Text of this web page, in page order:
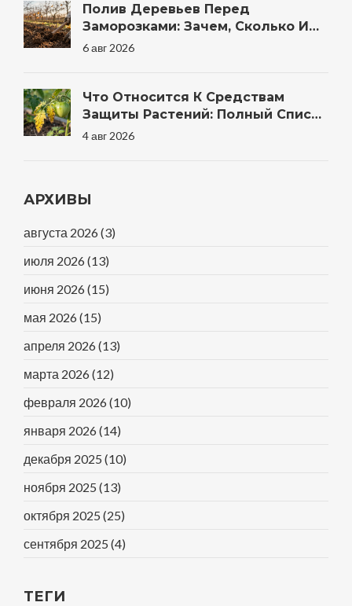
Полив Деревьев Перед
Заморозками: Зачем, Сколько И
Когда Правильно
6 авг 2026
Что Относится К Средствам
Защиты Растений: Полный Список
Препаратов И Методов Для Сада
4 авг 2026
АРХИВЫ
августа 2026 (3)
июля 2026 (13)
июня 2026 (15)
мая 2026 (15)
апреля 2026 (13)
марта 2026 (12)
февраля 2026 (10)
января 2026 (14)
декабря 2025 (10)
ноября 2025 (13)
октября 2025 (25)
сентября 2025 (4)
ТЕГИ